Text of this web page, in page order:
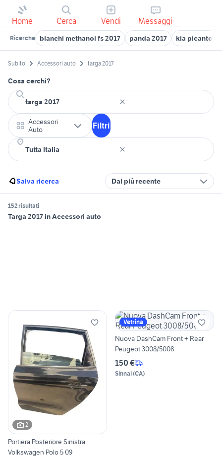
Home Cerca Vendi Messaggi
Ricerche bianchi methanol fs 2017 panda 2017 kia picanto
Subito Accessori auto targa 2017
Cosa cerchi?
Accessori
Auto
Filtri
Salva ricerca Dal più recente
152 risultati
Targa 2017 in Accessori auto
2
Portiera Posteriore Sinistra
Volkswagen Polo 5 09
Vetrina
Nuova DashCam Front + Rear
Peugeot 3008/5008
150 €
Sinnai(CA)